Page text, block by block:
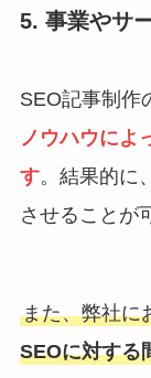
5. 事業やサ
SEO記事制作
ノウハウによ
す。結果的に
させることが
また、弊社に
SEOに対する